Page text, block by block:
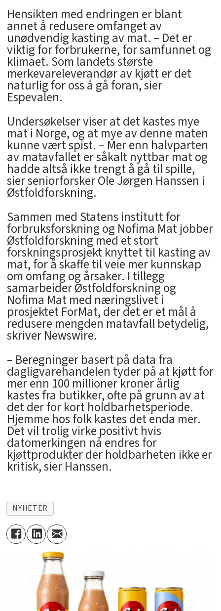
Hensikten med endringen er blant
annet å redusere omfanget av
unødvendig kasting av mat. – Det er
viktig for forbrukerne, for samfunnet og
klimaet. Som landets største
merkevareleverandør av kjøtt er det
naturlig for oss å gå foran, sier
Espevalen.
Undersøkelser viser at det kastes mye
mat i Norge, og at mye av denne maten
kunne vært spist. – Mer enn halvparten
av matavfallet er såkalt nyttbar mat og
hadde altså ikke trengt å gå til spille,
sier seniorforsker Ole Jørgen Hanssen i
Østfoldforskning.
Sammen med Statens institutt for
forbruksforskning og Nofima Mat jobber
Østfoldforskning med et stort
forskningsprosjekt knyttet til kasting av
mat, for å skaffe til veie mer kunnskap
om omfang og årsaker. I tillegg
samarbeider Østfoldforskning og
Nofima Mat med næringslivet i
prosjektet ForMat, der det er et mål å
redusere mengden matavfall betydelig,
skriver Newswire.
– Beregninger basert på data fra
dagligvarehandelen tyder på at kjøtt for
mer enn 100 millioner kroner årlig
kastes fra butikker, ofte på grunn av at
det der for kort holdbarhetsperiode.
Hjemme hos folk kastes det enda mer.
Det vil trolig virke positivt hvis
datomerkingen nå endres for
kjøttprodukter der holdbarheten ikke er
kritisk, sier Hanssen.
NYHETER